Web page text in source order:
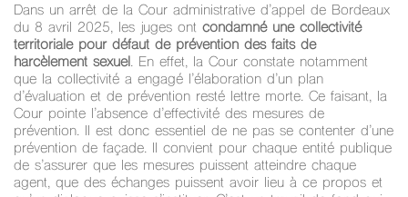
Dans un arrêt de la Cour administrative d’appel de Bordeaux
du 8 avril 2025, les juges ont condamné une collectivité
territoriale pour défaut de prévention des faits de
harcèlement sexuel. En effet, la Cour constate notamment
que la collectivité a engagé l’élaboration d’un plan
d’évaluation et de prévention resté lettre morte. Ce faisant, la
Cour pointe l’absence d’effectivité des mesures de
prévention. Il est donc essentiel de ne pas se contenter d’une
prévention de façade. Il convient pour chaque entité publique
de s’assurer que les mesures puissent atteindre chaque
agent, que des échanges puissent avoir lieu à ce propos et